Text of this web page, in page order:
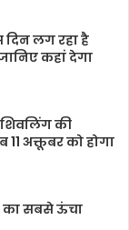
दिन लग रहा है
कहां देगा
शिवलिंग की
अक्तूबर को होगा
सबसे ऊंचा